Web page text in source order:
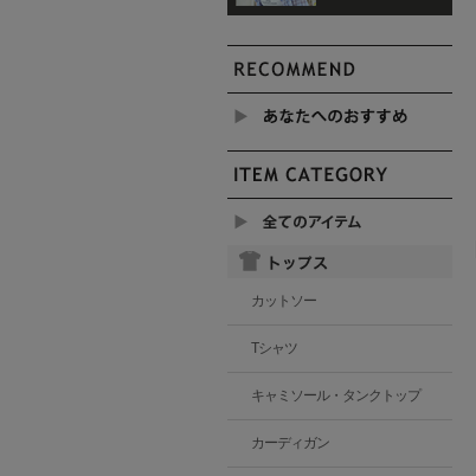
カットソー
Tシャツ
キャミソール・タンクトップ
カーディガン